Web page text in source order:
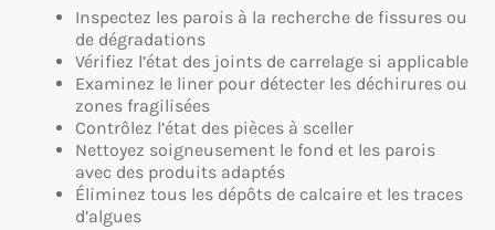
Inspectez les parois à la recherche de fissures ou
de dégradations
Vérifiez l’état des joints de carrelage si applicable
Examinez le liner pour détecter les déchirures ou
zones fragilisées
Contrôlez l’état des pièces à sceller
Nettoyez soigneusement le fond et les parois
avec des produits adaptés
Éliminez tous les dépôts de calcaire et les traces
d’algues